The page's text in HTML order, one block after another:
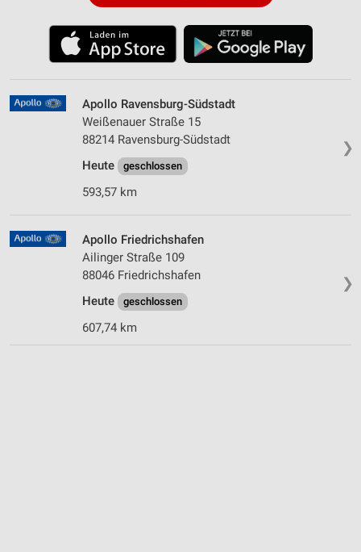
❯
Apollo Ravensburg-Südstadt
Weißenauer Straße 15
88214 Ravensburg-Südstadt
Heute
geschlossen
593,57 km
❯
Apollo Friedrichshafen
Ailinger Straße 109
88046 Friedrichshafen
Heute
geschlossen
607,74 km